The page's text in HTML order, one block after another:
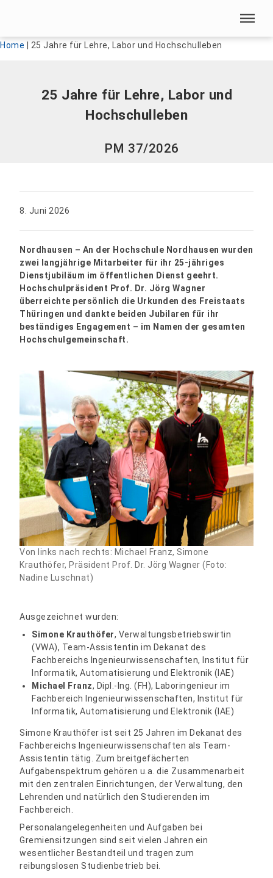
Menü überspringen
Home 25 Jahre für Lehre, Labor und Hochschulleben
25 Jahre für Lehre, Labor und
Hochschulleben
PM 37/2026
8. Juni 2026
Nordhausen – An der Hochschule Nordhausen wurden
zwei langjährige Mitarbeiter für ihr 25-jähriges
Dienstjubiläum im öffentlichen Dienst geehrt.
Hochschulpräsident Prof. Dr. Jörg Wagner
überreichte persönlich die Urkunden des Freistaats
Thüringen und dankte beiden Jubilaren für ihr
beständiges Engagement – im Namen der gesamten
Hochschulgemeinschaft.
Von links nach rechts: Michael Franz, Simone
Krauthöfer, Präsident Prof. Dr. Jörg Wagner (Foto:
Nadine Luschnat)
Ausgezeichnet wurden:
Simone Krauthöfer, Verwaltungsbetriebswirtin
(VWA), Team-Assistentin im Dekanat des
Fachbereichs Ingenieurwissenschaften, Institut für
Informatik, Automatisierung und Elektronik (IAE)
Michael Franz, Dipl.-Ing. (FH), Laboringenieur im
Fachbereich Ingenieurwissenschaften, Institut für
Informatik, Automatisierung und Elektronik (IAE)
Simone Krauthöfer ist seit 25 Jahren im Dekanat des
Fachbereichs Ingenieurwissenschaften als Team-
Assistentin tätig. Zum breitgefächerten
Aufgabenspektrum gehören u.a. die Zusammenarbeit
mit den zentralen Einrichtungen, der Verwaltung, den
Lehrenden und natürlich den Studierenden im
Fachbereich.
Personalangelegenheiten und Aufgaben bei
Gremiensitzungen sind seit vielen Jahren ein
wesentlicher Bestandteil und tragen zum
reibungslosen Studienbetrieb bei.